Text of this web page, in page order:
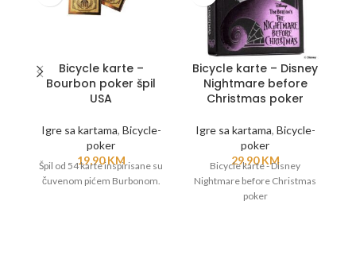
Bicycle karte –
Bourbon poker špil
USA
Igre sa kartama, Bicycle-
poker
19,90KM
Špil od 54 karte inspirisane su
čuvenom pićem Burbonom.
Bicycle karte – Disney
Nightmare before
Christmas poker
Igre sa kartama, Bicycle-
poker
29,90KM
Bicycle karte - Disney
Nightmare before Christmas
poker